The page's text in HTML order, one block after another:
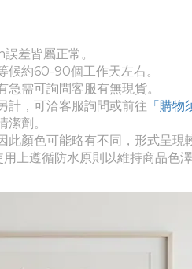
差皆屬正常。
候約60-90個工作天左右。
需可詢問客服有無現貨。
計，可洽客服詢問或前往 「購物
劑。
顏色可能略有不同，形式呈現
上遵循防水原則以維持商品色澤